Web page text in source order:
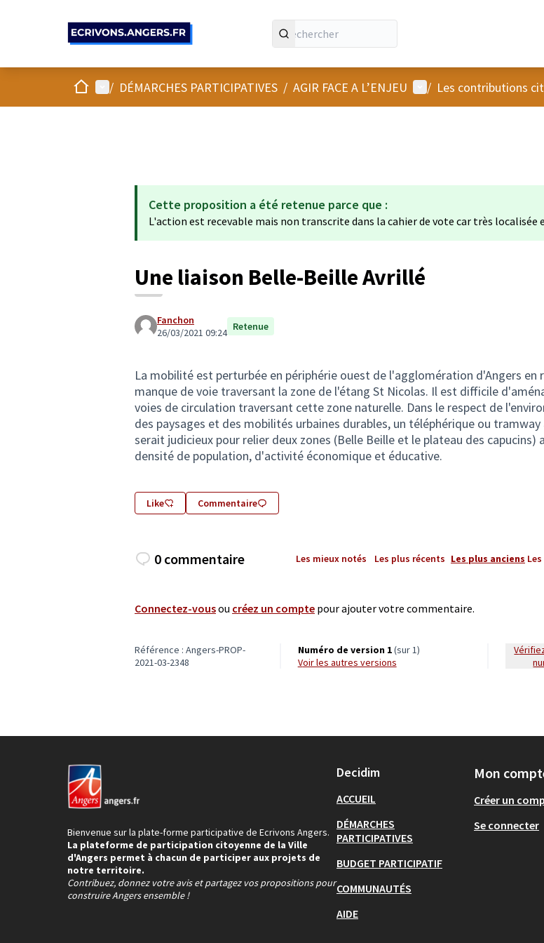
AccueilMenu principal
/ DÉMARCHES PARTICIPATIVES / AGIR FACE A L’ENJEU Menu utilisateur
/ Les contributions
Cette proposition a été retenue parce que :
L'action est recevable mais non transcrite dans la cahier de vote car très localisée
Une liaison Belle-Beille Avrillé
Fanchon
26/03/2021 09:24 Retenue
La mobilité est perturbée en périphérie ouest de l'agglomération d'Angers en
manque de voie traversant la zone de l'étang St Nicolas. Il est difficile
voies de circulation traversant cette zone naturelle. Dans le respect de
des paysages et des mobilités urbaines durables, un téléphérique ou tramway
serait judicieux pour relier deux zones (Belle Beille et le plateau des capucins)
densité de population, d'activité économique et éducative.
Like Commentaire
0 commentaire Les mieux notés Les plus récents Les plus anciens
Connectez-vousou créez un compte pour ajouter votre commentaire.
Référence : Angers-PROP-
2021-03-2348
Numéro de version 1(sur 1)
voir les autres versions
Vérifiez l'empreinte
Bienvenue sur la plate-forme participative de Ecrivons Angers.
La plateforme de participation citoyenne de la Ville
d'Angers permet à chacun de participer aux projets de
notre territoire.
Contribuez, donnez votre avis et partagez vos propositions pour
construire Angers ensemble !
Decidim
ACCUEIL
DÉMARCHES
PARTICIPATIVES
BUDGET PARTICIPATIF
COMMUNAUTÉS
AIDE
Mon
Créer un
Se connecter